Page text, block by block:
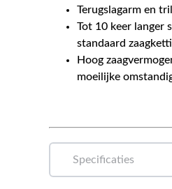
Terugslagarm en
Tot 10 keer langer
standaard
Hoog
moeilijke